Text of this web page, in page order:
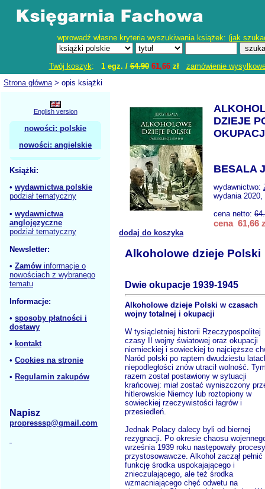
wprowadź własne kryteria wyszukiwania książek: (jak
Twój koszyk: 1 egz. /64.90 61,66zł
zamówienie
Strona główna> opis książki
English version
nowości: polskie
nowości: angielskie
Książki:
• wydawnictwa polskie
podział tematyczny
• wydawnictwa
anglojęzyczne
podział tematyczny
Newsletter:
• Zamów informacje o
nowościach z wybranego
tematu
Informacje:
• sposoby płatności i
dostawy
• kontakt
• Cookies na stronie
• Regulamin zakupów
Napisz
propresssp@gmail.com
DZIEJE
BESALA
wydawnictwo:
wydania
cena netto:
cena 61,66
dodaj do koszyka
Alkoholowe dzieje Polski
Dwie okupacje 1939-1945
Alkoholowe dzieje Polski w czasach
wojny totalnej i okupacji
W tysiącletniej historii Rzeczypospolitej
czasy II wojny światowej oraz okupacji
niemieckiej i sowieckiej to najcięższe
Naród polski po raptem dwudziestu
niepodległości znów utracił wolność.
razem został postawiony w sytuacji
krańcowej: miał zostać wyniszczony
hitlerowskie Niemcy lub roztopiony w
sowieckiej rzeczywistości łagrów i
przesiedleń.
Jednak Polacy dalecy byli od biernej
rezygnacji. Po okresie chaosu
września 1939 roku następowały procesy
przystosowawcze. Alkohol zaczął pełnić
funkcję środka uspokajającego i
znieczulającego, ale też środka
wzmacniającego chęć odwetu na